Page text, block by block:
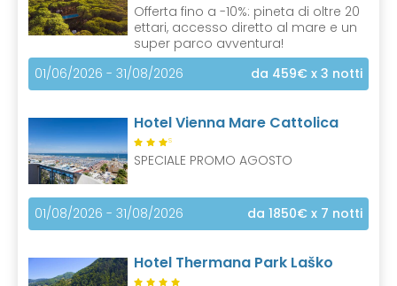
Offerta fino a -10%: pineta di oltre 20
ettari, accesso diretto al mare e un
super parco avventura!
01/06/2026 - 31/08/2026
da 459€ x 3 notti
Hotel Vienna Mare Cattolica
S
SPECIALE PROMO AGOSTO
01/08/2026 - 31/08/2026 da 1850€ x 7 notti
Hotel Thermana Park Laško